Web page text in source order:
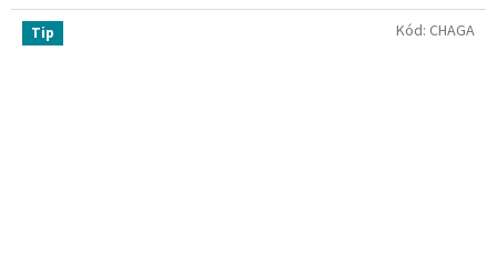
Tip Kód: CHAGA